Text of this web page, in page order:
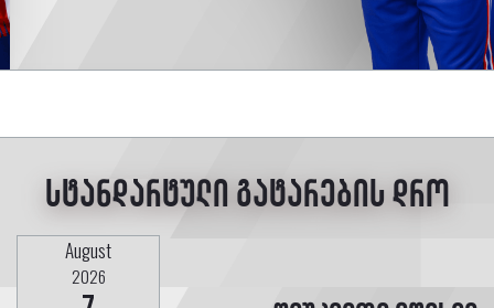
სტანდარტული გატარების დრო
August
2026